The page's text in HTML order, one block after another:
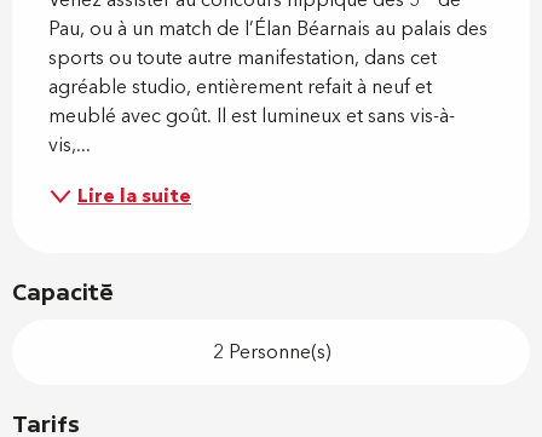
Pau, ou à un match de l’Élan Béarnais au palais des
sports ou toute autre manifestation, dans cet
agréable studio, entièrement refait à neuf et
meublé avec goût. Il est lumineux et sans vis-à-
vis,...
Lire la suite
Capacité
2 Personne(s)
Tarifs